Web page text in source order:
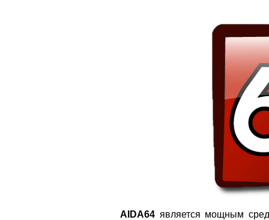
AIDA64 является мощным